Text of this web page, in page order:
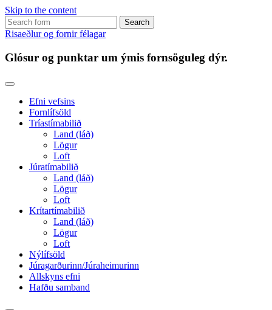
Skip to the content
Search
for:
Risaeðlur og fornir félagar
Glósur og punktar um ýmis fornsöguleg dýr.
Efni vefsins
Fornlífsöld
Tríastímabilið
Land (láð)
Lögur
Loft
Júratímabilið
Land (láð)
Lögur
Loft
Krítartímabilið
Land (láð)
Lögur
Loft
Nýlífsöld
Júragarðurinn/Júraheimurinn
Allskyns efni
Hafðu samband